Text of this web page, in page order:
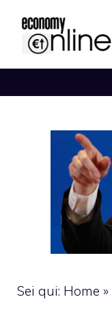
contenuto
Sei qui: Home »